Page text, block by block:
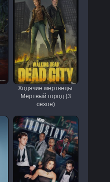
Ходячие мертвецы:
Мертвый город (3
сезон)